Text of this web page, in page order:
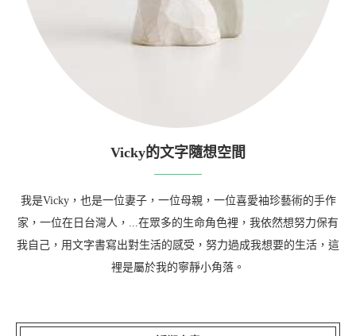
Vicky的文字隨想空間
我是Vicky，也是一位妻子，一位母親，一位喜愛袖珍藝術的手作
家，一位在日台灣人，...在眾多的生命角色裡，我依然想努力保有
我自己，用文字書寫出對生活的感受，努力過成我想要的生活，這
裡是屬於我的寧靜小角落。